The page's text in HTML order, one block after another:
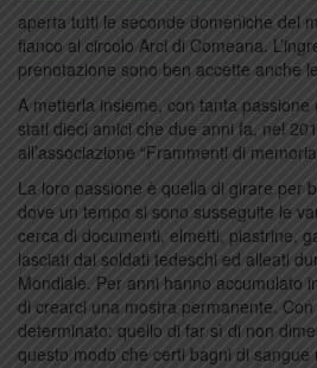
aperta tutti le seconde domeniche del
fianco al circolo Arci di Comeana.
prenotazione sono ben accette anche
A metterla insieme, con tanta
stati dieci amici che due anni fa, nel
all’associazione “Frammenti di
La loro passione è quella di girare per
dove un tempo si sono susseguite le
cerca di documenti, elmetti, piastrine,
lasciati dai soldati tedeschi ed alleati
Mondiale. Per anni hanno accumulato
di crearci una mostra permanente.
determinato: quello di far sì di non
questo modo che certi bagni di sangue